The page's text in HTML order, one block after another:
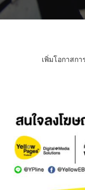
เพิ่มโอกาสก